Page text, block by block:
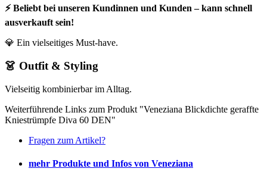
⚡ Beliebt bei unseren Kundinnen und Kunden – kann schnell
ausverkauft sein!
💎 Ein vielseitiges Must-have.
👗 Outfit & Styling
Vielseitig kombinierbar im Alltag.
Weiterführende Links zum Produkt "Veneziana Blickdichte geraffte
Kniestrümpfe Diva 60 DEN"
Fragen zum Artikel?
mehr Produkte und Infos von Veneziana